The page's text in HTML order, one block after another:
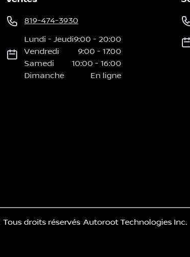
819-474-3930
Lundi - Jeudi9:00 - 20:00
Vendredi
9:00 - 17:00
Samedi
10:00 - 16:00
Dimanche
En ligne
Tous droits réservés Autoroot Technologies Inc.